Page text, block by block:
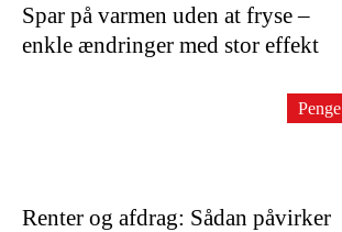
Spar på varmen uden at fryse –
enkle ændringer med stor effekt
Renter og afdrag: Sådan påvirker
Penge